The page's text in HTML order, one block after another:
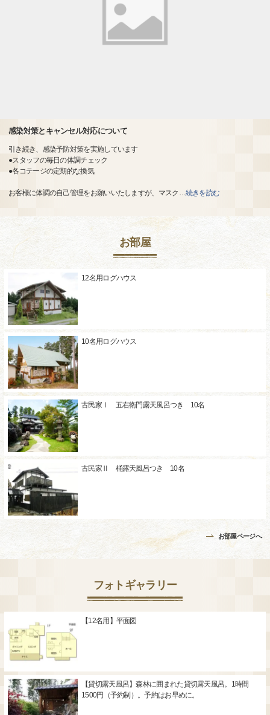
感染対策とキャンセル対応について
引き続き、感染予防対策を実施しています
●スタッフの毎日の体調チェック
●各コテージの定期的な換気
お客様に体調の自己管理をお願いいたしますが、マスク …続きを読む
お部屋
12名用ログハウス
10名用ログハウス
古民家Ⅰ 五右衛門露天風呂つき 10名
古民家Ⅱ 桶露天風呂つき 10名
お部屋ページへ
フォトギャラリー
【12名用】平面図
【貸切露天風呂】森林に囲まれた貸切露天風呂。1時間
1500円（予約制）。予約はお早めに。